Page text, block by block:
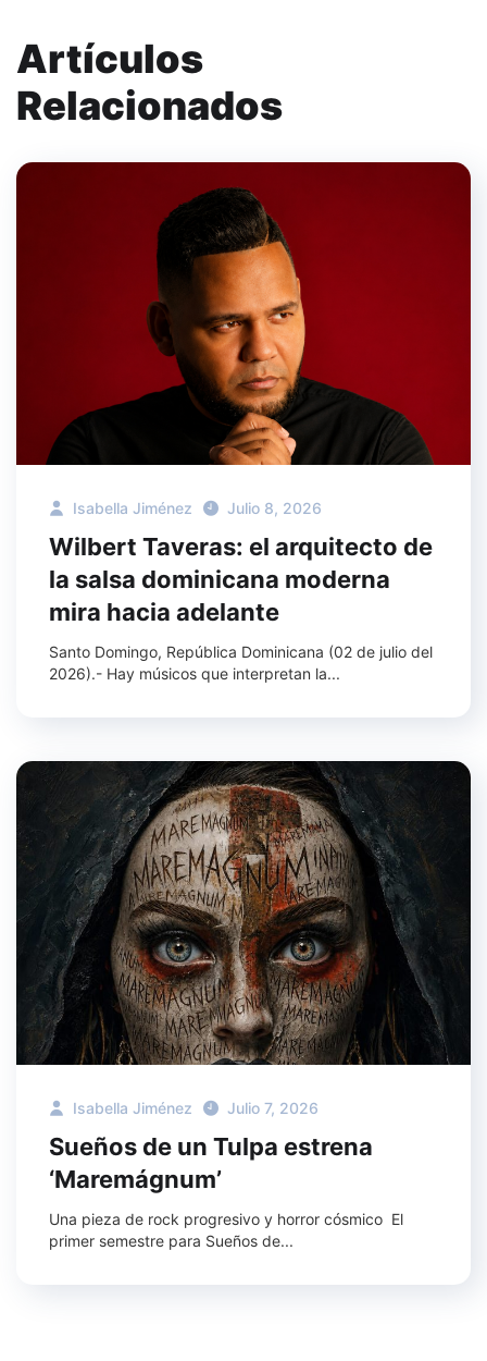
Artículos
Relacionados
Isabella Jiménez Julio 8, 2026
Wilbert Taveras: el arquitecto de
la salsa dominicana moderna
mira hacia adelante
Santo Domingo, República Dominicana (02 de julio del
2026).- Hay músicos que interpretan la...
Isabella Jiménez Julio 7, 2026
Sueños de un Tulpa estrena
‘Maremágnum’
Una pieza de rock progresivo y horror cósmico El
primer semestre para Sueños de...